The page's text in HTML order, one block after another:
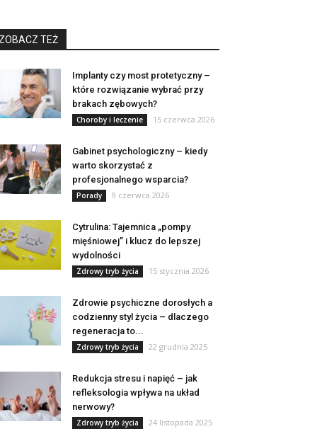
ZOBACZ TEŻ
Implanty czy most protetyczny –
które rozwiązanie wybrać przy
brakach zębowych?
Choroby i leczenie 15 czerwca 2026
Gabinet psychologiczny – kiedy
warto skorzystać z
profesjonalnego wsparcia?
Porady 9 czerwca 2026
Cytrulina: Tajemnica „pompy
mięśniowej” i klucz do lepszej
wydolności
Zdrowy tryb życia 15 stycznia 2026
Zdrowie psychiczne dorosłych a
codzienny styl życia – dlaczego
regeneracja to...
Zdrowy tryb życia 22 grudnia 2025
Redukcja stresu i napięć – jak
refleksologia wpływa na układ
nerwowy?
Zdrowy tryb życia 24 listopada 2025